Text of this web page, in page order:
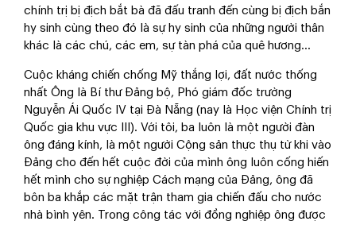
chính trị bị địch bắt bà đã đấu tranh đến cùng bị địch bắn
hy sinh cùng theo đó là sự hy sinh của những người thân
khác là các chú, các em, sự tàn phá của quê hương…
Cuộc kháng chiến chống Mỹ thắng lợi, đất nước thống
nhất Ông là Bí thư Đảng bộ, Phó giám đốc trường
Nguyễn Ái Quốc IV tại Đà Nẵng (nay là Học viện Chính trị
Quốc gia khu vực III). Với tôi, ba luôn là một người đàn
ông đáng kính, là một người Cộng sản thực thụ từ khi vào
Đảng cho đến hết cuộc đời của mình ông luôn cống hiến
hết mình cho sự nghiệp Cách mạng của Đảng, ông đã
bôn ba khắp các mặt trận tham gia chiến đấu cho nước
nhà bình yên. Trong công tác với đồng nghiệp ông được